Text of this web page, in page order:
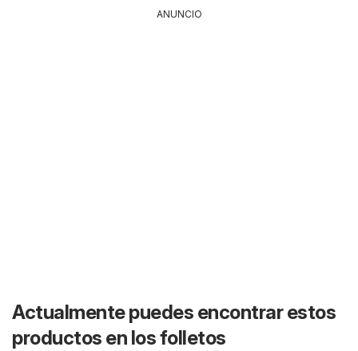
ANUNCIO
Actualmente puedes encontrar estos
productos en los folletos